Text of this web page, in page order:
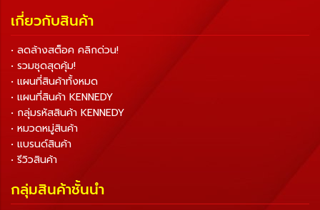
เกี่ยวกับสินค้า
• ลดล้างสต็อค คลิกด่วน!
• รวมชุดสุดคุ้ม!
• แผนที่สินค้าทั้งหมด
• แผนที่สินค้า KENNEDY
• กลุ่มรหัสสินค้า KENNEDY
• หมวดหมู่สินค้า
• แบรนด์สินค้า
• รีวิวสินค้า
กลุ่มสินค้าชั้นนำ